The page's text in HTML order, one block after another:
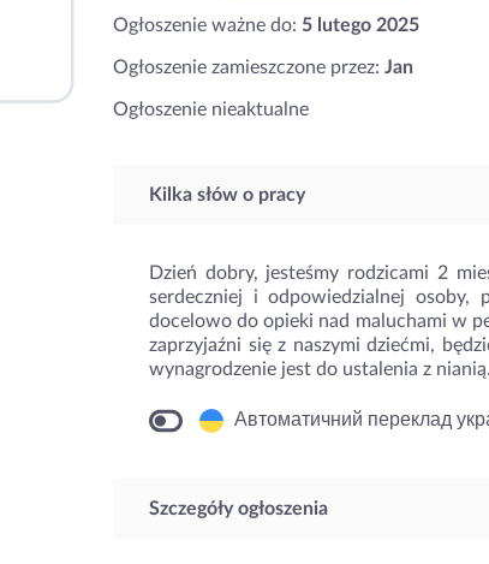
Ogłoszenie ważne do: 5 lutego 2025
Ogłoszenie zamieszczone przez: Jan
Ogłoszenie nieaktualne
Kilka słów o pracy
Dzień dobry, jesteśmy rodzicami 2
serdeczniej i odpowiedzialnej osoby,
docelowo do opieki nad maluchami w
zaprzyjaźni się z naszymi dziećmi,
wynagrodzenie jest do ustalenia z
Автоматичний переклад
Szczegóły ogłoszenia